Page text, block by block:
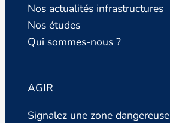
Nos actualités infrastructures
Nos études
Qui sommes-nous ?
AGIR
Signalez une zone dangereuse